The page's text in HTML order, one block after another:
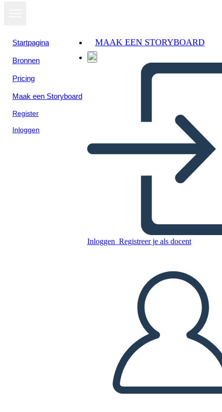
Startpagina
Bronnen
Pricing
Maak een Storyboard
Register
Inloggen
MAAK EEN STORYBOARD
Inloggen Registreer je als docent
Voor Pagina Maken 3
Kopieer dit Storyboard
MAAK EEN STORYBOARD
DIAVOORSTELLING AFSPELEN
LEES MIJ VOOR